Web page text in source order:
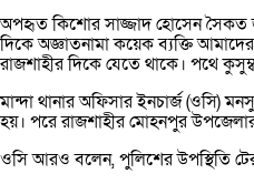
অপহৃত কিশোর সাজ্জাদ হোসেন সৈকত
দিকে অজ্ঞাতনামা কয়েক ব্যক্তি
রাজশাহীর দিকে যেতে থাকে। পথে
মান্দা থানার অফিসার ইনচার্জ (ওসি)
হয়। পরে রাজশাহীর মোহনপুর
ওসি আরও বলেন, পুলিশের উপস্থিতি টের